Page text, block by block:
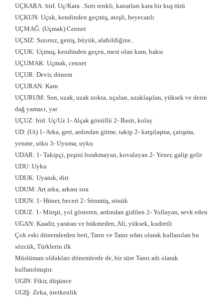
UÇKARA: birl. Uç/Kara ..Sırtı renkli, kanatları kara bir kuş türü
UÇKUN: Uçuk, kendinden geçmiş, ateşli, heyecanlı
UÇMAĞ: (Uçmak) Cennet
UÇSIZ: Sınırsız, geniş, büyük, alabildiğine..
UÇUK: Uçmuş, kendinden geçen, mest olan kam, baksı
UÇUMAK: Uçmak, cennet
UÇUR: Devir, dönem
UÇURAN: Kam
UÇURUM: Son, uzak, uzak nokta, uçulan, uzaklaşılan, yüksek ve derin
dağ yamacı, yar
UÇUZ: birl. Uç/Uz 1- Alçak gönüllü 2- Basit, kolay
UD: (Ut) 1- Arka, geri, ardından gitme, takip 2- karşılaşma, çatışma,
yenme, utku 3- Uyuma, uyku
UDAR: 1- Takipçi, peşini bırakmayan, kovalayan 2- Yener, galip gelir
UDU: Uyku
UDUK: Uyanık, diri
UDUM: Art arka, arkası sıra
UDUN: 1- Hüner, beceri 2- Sönmüş, sönük
UDUZ: 1- Mürşit, yol gösteren, ardından gidilen 2- Yollayan, sevk eden
UGAN: Kaadir, yaratan ve hükmeden, Ali, yüksek, kudretli
Çok eski dönemlerden beri, Tanrı ve Tanrı sıfatı olarak kullanılan bu
sözcük, Türklerin ilk
Müslüman oldukları dönemlerde de, bir süre Tanrı adı olarak
kullanılmıştır.
UGIN: Fikir, düşünce
UGIŞ: Zeka, üretkenlik